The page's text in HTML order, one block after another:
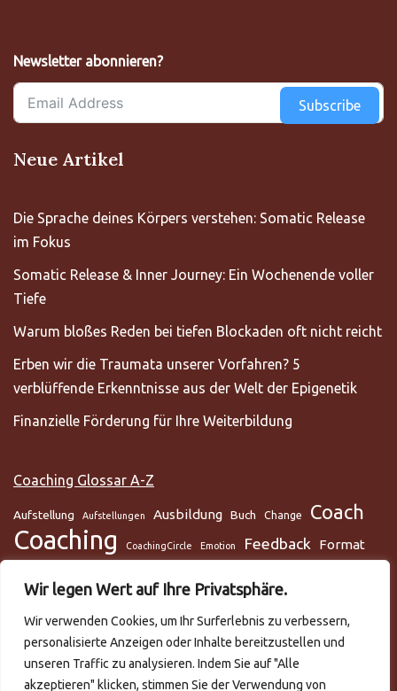
Wir legen Wert auf Ihre Privatsphäre.
Wir verwenden Cookies, um Ihr Surferlebnis zu verbessern,
personalisierte Anzeigen oder Inhalte bereitzustellen und
unseren Traffic zu analysieren. Indem Sie auf "Alle
akzeptieren" klicken, stimmen Sie der Verwendung von
Newsletter abonnieren?
Subscribe
Neue Artikel
Die Sprache deines Körpers verstehen: Somatic Release
im Fokus
Somatic Release & Inner Journey: Ein Wochenende voller
Tiefe
Warum bloßes Reden bei tiefen Blockaden oft nicht reicht
Erben wir die Traumata unserer Vorfahren? 5
verblüffende Erkenntnisse aus der Welt der Epigenetik
Finanzielle Förderung für Ihre Weiterbildung
Coaching Glossar A-Z
Aufstellung Aufstellungen Ausbildung Buch Change Coach
Coaching CoachingCircle Emotion Feedback Format
Glaubenssysteme Loslassen Lunge Lösungsorientiert Meditation
Mental mentale Gesundheit Mentaltraining Metamodell
NLP Practitioner Rapport Selbstmanagement
Somatic Release Stress Systemisch